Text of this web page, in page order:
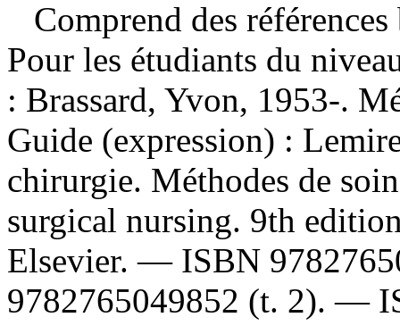
Comprend des
Pour les étudiants du
: Brassard, Yvon, 1953-.
Guide (expression) :
chirurgie. Méthodes de
surgical nursing. 9th
Elsevier. — ISBN
9782765049852 (t. 2). —